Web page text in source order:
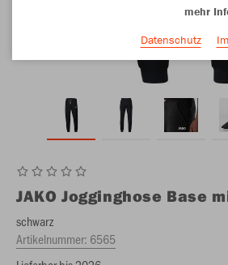
JAKO Jogginghose Base
schwarz
Artikelnummer: 6565
mehr
Datenschutz